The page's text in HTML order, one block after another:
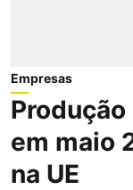
Empresas
em maio
na UE